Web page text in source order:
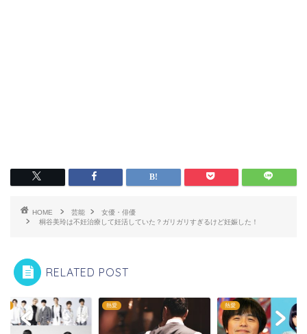
HOME 芸能
女優・俳優
桐谷美玲は不妊治療して妊活していた？ガリガリすぎるけど妊娠した！
RELATED POST
熱愛 アイドル